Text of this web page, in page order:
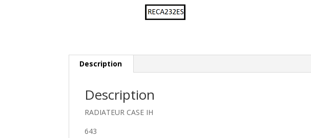
Description
Description
RADIATEUR CASE IH
643